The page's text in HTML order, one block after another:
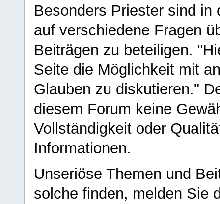
Besonders Priester sind in
auf verschiedene Fragen
Beiträgen zu beteiligen.
Seite die Möglichkeit mit
Glauben zu diskutieren."
diesem Forum keine
Vollständigkeit oder
Informationen.
Unseriöse Themen und
solche finden, melden Sie